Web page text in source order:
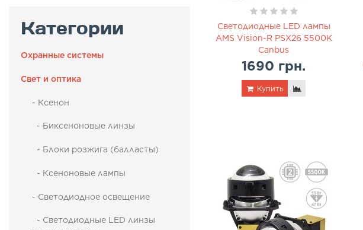
Категории
Охранные системы
Свет и оптика
- Ксенон
- Биксеноновые линзы
- Блоки розжига (балласты)
- Ксеноновые лампы
- Светодиодное освещение
- Светодиодные LED линзы
Светодиодные LED лампы
AMS Vision-R PSX26 5500K
Canbus
1690 грн.
Купить